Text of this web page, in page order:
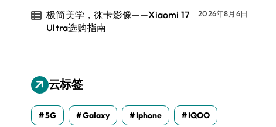
极简美学，徕卡影像——Xiaomi 17
Ultra选购指南
2026年8月6日
云标签
5G Galaxy Iphone IQOO